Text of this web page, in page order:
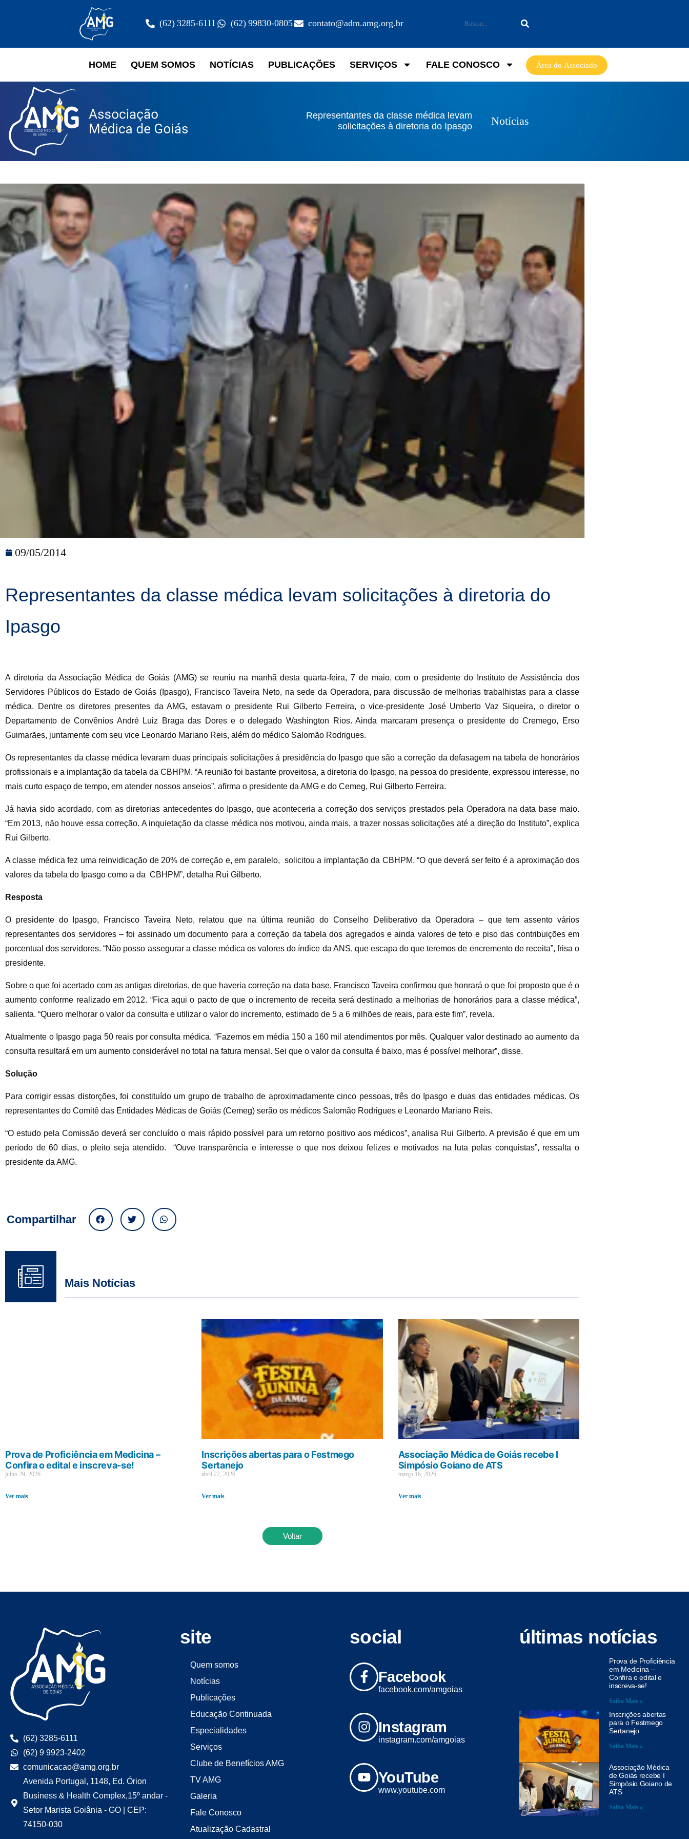
(62) 3285-6111 (62) 99830-0805 contato@adm.amg.org.br
HOME QUEM SOMOS NOTÍCIAS PUBLICAÇÕES SERVIÇOS FALE CONOSCO Área do Associado
Representantes da classe médica levam
solicitações à diretoria do Ipasgo
Notícias
09/05/2014
Representantes da classe médica levam solicitações à diretoria do
Ipasgo
A diretoria da Associação Médica de Goiás (AMG) se reuniu na manhã desta quarta-feira, 7 de maio, com o presidente do Instituto de Assistência dos
Servidores Públicos do Estado de Goiás (Ipasgo), Francisco Taveira Neto, na sede da Operadora, para discussão de melhorias trabalhistas para a classe
médica. Dentre os diretores presentes da AMG, estavam o presidente Rui Gilberto Ferreira, o vice-presidente José Umberto Vaz Siqueira, o diretor o
Departamento de Convênios André Luiz Braga das Dores e o delegado Washington Rios. Ainda marcaram presença o presidente do Cremego, Erso
Guimarães, juntamente com seu vice Leonardo Mariano Reis, além do médico Salomão Rodrigues.
Os representantes da classe médica levaram duas principais solicitações à presidência do Ipasgo que são a correção da defasagem na tabela de honorários
profissionais e a implantação da tabela da CBHPM. “A reunião foi bastante proveitosa, a diretoria do Ipasgo, na pessoa do presidente, expressou interesse, no
mais curto espaço de tempo, em atender nossos anseios”, afirma o presidente da AMG e do Cemeg, Rui Gilberto Ferreira.
Já havia sido acordado, com as diretorias antecedentes do Ipasgo, que aconteceria a correção dos serviços prestados pela Operadora na data base maio.
“Em 2013, não houve essa correção. A inquietação da classe médica nos motivou, ainda mais, a trazer nossas solicitações até a direção do Instituto”, explica
Rui Gilberto.
A classe médica fez uma reinvidicação de 20% de correção e, em paralelo, solicitou a implantação da CBHPM. “O que deverá ser feito é a aproximação dos
valores da tabela do Ipasgo como a da CBHPM”, detalha Rui Gilberto.
Resposta
O presidente do Ipasgo, Francisco Taveira Neto, relatou que na última reunião do Conselho Deliberativo da Operadora – que tem assento vários
representantes dos servidores – foi assinado um documento para a correção da tabela dos agregados e ainda valores de teto e piso das contribuições em
porcentual dos servidores. “Não posso assegurar a classe médica os valores do índice da ANS, que escapa do que teremos de encremento de receita”, frisa o
presidente.
Sobre o que foi acertado com as antigas diretorias, de que haveria correção na data base, Francisco Taveira confirmou que honrará o que foi proposto que é o
aumento conforme realizado em 2012. “Fica aqui o pacto de que o incremento de receita será destinado a melhorias de honorários para a classe médica”,
salienta. “Quero melhorar o valor da consulta e utilizar o valor do incremento, estimado de 5 a 6 milhões de reais, para este fim”, revela.
Atualmente o Ipasgo paga 50 reais por consulta médica. “Fazemos em média 150 a 160 mil atendimentos por mês. Qualquer valor destinado ao aumento da
consulta resultará em um aumento considerável no total na fatura mensal. Sei que o valor da consulta é baixo, mas é possível melhorar”, disse.
Solução
Para corrigir essas distorções, foi constituído um grupo de trabalho de aproximadamente cinco pessoas, três do Ipasgo e duas das entidades médicas. Os
representantes do Comitê das Entidades Médicas de Goiás (Cemeg) serão os médicos Salomão Rodrigues e Leonardo Mariano Reis.
“O estudo pela Comissão deverá ser concluído o mais rápido possível para um retorno positivo aos médicos”, analisa Rui Gilberto. A previsão é que em um
período de 60 dias, o pleito seja atendido. “Ouve transparência e interesse o que nos deixou felizes e motivados na luta pelas conquistas”, ressalta o
presidente da AMG.
Compartilhar
Mais Notícias
Prova de Proficiência em Medicina –
Confira o edital e inscreva-se!
julho 29, 2026
Ver mais
Inscrições abertas para o Festmego
Sertanejo
abril 22, 2026
Ver mais
Associação Médica de Goiás recebe I
Simpósio Goiano de ATS
março 16, 2026
Ver mais
Voltar
(62) 3285-6111
(62) 9 9923-2402
comunicacao@amg.org.br
Avenida Portugal, 1148, Ed. Órion
Business & Health Complex,15º andar -
Setor Marista Goiânia - GO | CEP:
74150-030
site
Quem somos
Notícias
Publicações
Educação Continuada
Especialidades
Serviços
Clube de Benefícios AMG
TV AMG
Galeria
Fale Conosco
Atualização Cadastral
social
Facebook
facebook.com/amgoias
Instagram
instagram.com/amgoias
YouTube
www.youtube.com
últimas notícias
Prova de Proficiência
em Medicina –
Confira o edital e
inscreva-se!
Saiba Mais »
Inscrições abertas
para o Festmego
Sertanejo
Saiba Mais »
Associação Médica
de Goiás recebe I
Simpósio Goiano de
ATS
Saiba Mais »